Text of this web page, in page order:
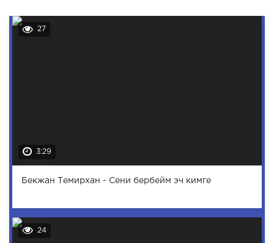
27
3:29
Бекжан Темирхан - Сени бербейм эч кимге
24